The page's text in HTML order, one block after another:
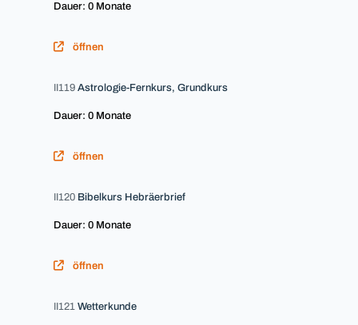
Dauer: 0 Monate
öffnen
II119 Astrologie-Fernkurs, Grundkurs
Dauer: 0 Monate
öffnen
II120 Bibelkurs Hebräerbrief
Dauer: 0 Monate
öffnen
II121 Wetterkunde